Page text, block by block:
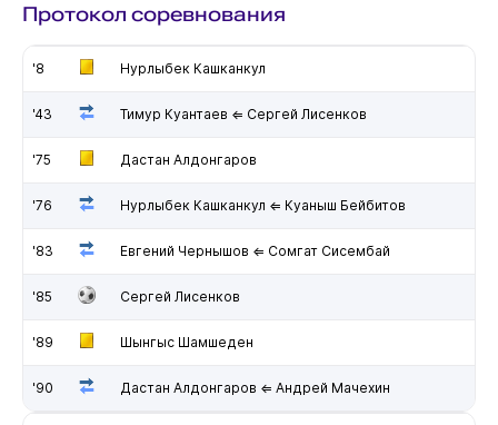
Протокол соревнования
'8 Нурлыбек Кашканкул
'43 Тимур Куантаев ⇐ Сергей Лисенков
'75 Дастан Алдонгаров
'76 Нурлыбек Кашканкул ⇐ Куаныш Бейбитов
'83 Евгений Чернышов ⇐ Сомгат Сисембай
'85 Сергей Лисенков
'89 Шынгыс Шамшеден
'90 Дастан Алдонгаров ⇐ Андрей Мачехин